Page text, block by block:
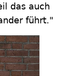
das auch
führt."